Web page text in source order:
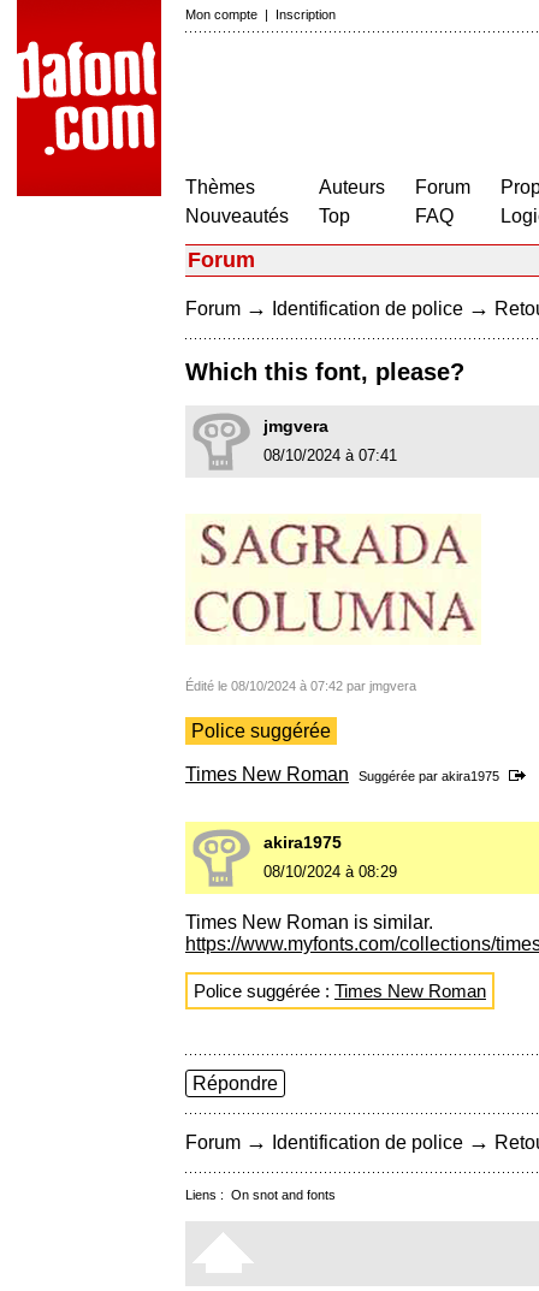
Mon compte | Inscription
Thèmes
Nouveautés
Auteurs
Top
Forum
FAQ
Forum
Forum → Identification de police →
Which this font, please?
jmgvera
08/10/2024 à 07:41
Édité le 08/10/2024 à 07:42 par jmgvera
Police suggérée
Times New Roman Suggérée par akira1975
akira1975
08/10/2024 à 08:29
Times New Roman is similar.
https://www.myfonts.com/collections/
Police suggérée : Times New Roman
Répondre
Forum → Identification de police →
Liens : On snot and fonts